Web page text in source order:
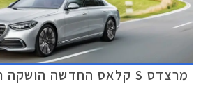
מרצדס S קלאס החדשה הושקה רשמית